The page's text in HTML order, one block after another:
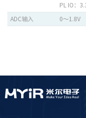
PL IO：
ADC输入 0～1.8V